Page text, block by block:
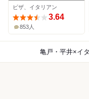
ピザ、イタリアン
3.64
853人